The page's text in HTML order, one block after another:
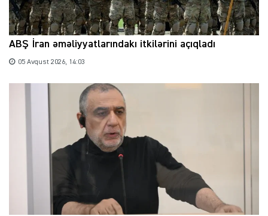
ABŞ İran əməliyyatlarındakı itkilərini açıqladı
05 Avqust 2026, 14:03